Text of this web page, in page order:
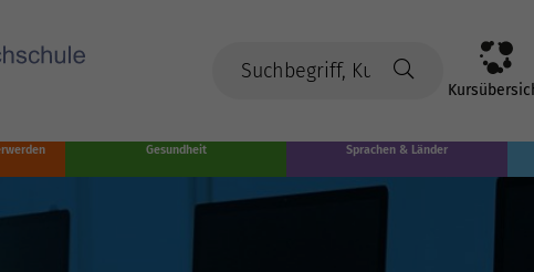
Gesundheit Sprachen & Länder